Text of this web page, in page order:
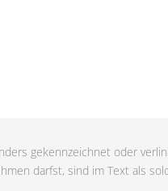
gekennzeichnet oder
darfst, sind im Text als